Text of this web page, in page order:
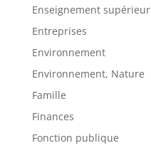
Enseignement supérieur
Entreprises
Environnement
Environnement, Nature
Famille
Finances
Fonction publique